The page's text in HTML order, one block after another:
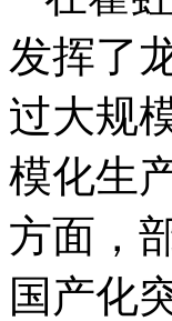
发挥了
过大规
模化生
方面，
国产化